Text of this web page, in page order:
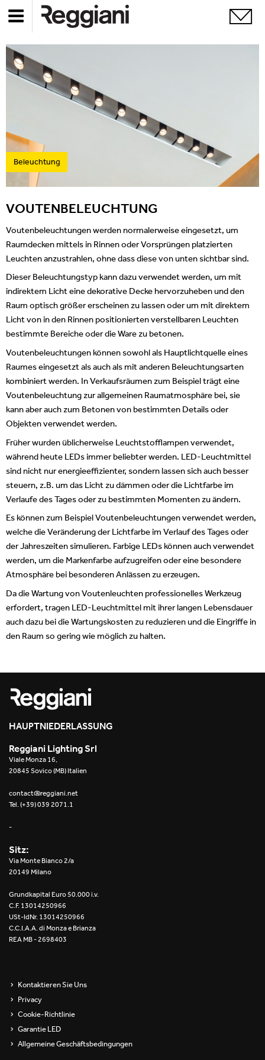
Beleuchtung
VOUTENBELEUCHTUNG
Voutenbeleuchtungen werden normalerweise eingesetzt, um
Raumdecken mittels in Rinnen oder Vorsprüngen platzierten
Leuchten anzustrahlen, ohne dass diese von unten sichtbar sind.
Dieser Beleuchtungstyp kann dazu verwendet werden, um mit
indirektem Licht eine dekorative Decke hervorzuheben und den
Raum optisch größer erscheinen zu lassen oder um mit direktem
Licht von in den Rinnen positionierten verstellbaren Leuchten
bestimmte Bereiche oder die Ware zu betonen.
Voutenbeleuchtungen können sowohl als Hauptlichtquelle eines
Raumes eingesetzt als auch als mit anderen Beleuchtungsarten
kombiniert werden. In Verkaufsräumen zum Beispiel trägt eine
Voutenbeleuchtung zur allgemeinen Raumatmosphäre bei, sie
kann aber auch zum Betonen von bestimmten Details oder
Objekten verwendet werden.
Früher wurden üblicherweise Leuchtstofflampen verwendet,
während heute LEDs immer beliebter werden. LED-Leuchtmittel
sind nicht nur energieeffizienter, sondern lassen sich auch besser
steuern, z.B. um das Licht zu dämmen oder die Lichtfarbe im
Verlaufe des Tages oder zu bestimmten Momenten zu ändern.
Es können zum Beispiel Voutenbeleuchtungen verwendet werden,
welche die Veränderung der Lichtfarbe im Verlauf des Tages oder
der Jahreszeiten simulieren. Farbige LEDs können auch verwendet
werden, um die Markenfarbe aufzugreifen oder eine besondere
Atmosphäre bei besonderen Anlässen zu erzeugen.
Da die Wartung von Voutenleuchten professionelles Werkzeug
erfordert, tragen LED-Leuchtmittel mit ihrer langen Lebensdauer
auch dazu bei die Wartungskosten zu reduzieren und die Eingriffe in
den Raum so gering wie möglich zu halten.
HAUPTNIEDERLASSUNG
Reggiani Lighting Srl
Viale Monza 16,
20845 Sovico (MB) Italien
contact@reggiani.net
Tel. (+39) 039 2071.1
-
Sitz:
Via Monte Bianco 2/a
20149 Milano
Grundkapital Euro 50.000 i.v.
C.F. 13014250966
USt-IdNr. 13014250966
C.C.I.A.A. di Monza e Brianza
REA MB - 2698403
Kontaktieren Sie Uns
Privacy
Cookie-Richtlinie
Garantie LED
Allgemeine Geschäftsbedingungen